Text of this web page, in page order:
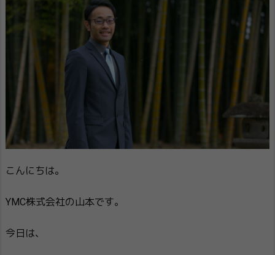
こんにちは。
YMC株式会社の山本です。
今日は、